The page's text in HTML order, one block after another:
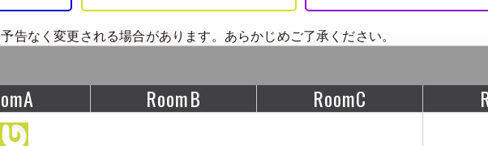
告なく変更される場合があります。あらかじめご了承ください。
RoomB RoomC